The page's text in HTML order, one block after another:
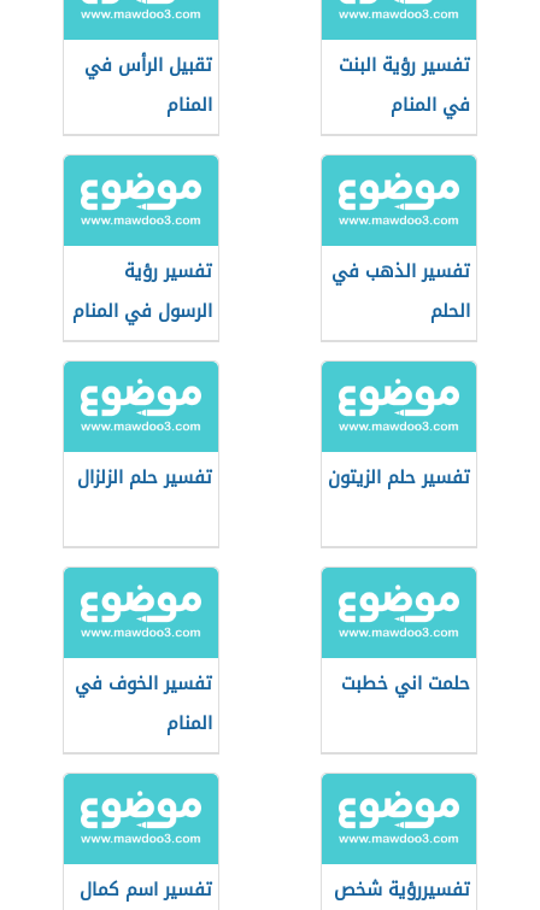
تفسير رؤية البنت
في المنام
تقبيل الرأس في
المنام
تفسير الذهب في
الحلم
تفسير رؤية
الرسول في المنام
تفسير حلم الزيتون تفسير حلم الزلزال
حلمت اني خطبت
تفسير الخوف في
المنام
تفسيررؤية شخص
تفسير اسم كمال